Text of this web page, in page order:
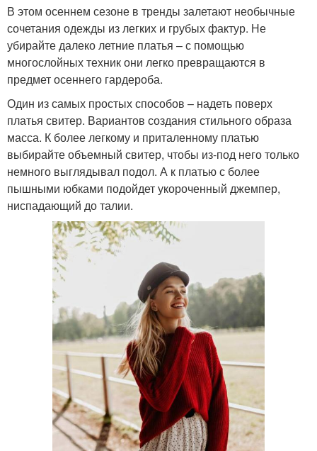
В этом осеннем сезоне в тренды залетают необычные
сочетания одежды из легких и грубых фактур. Не
убирайте далеко летние платья – с помощью
многослойных техник они легко превращаются в
предмет осеннего гардероба.
Один из самых простых способов – надеть поверх
платья свитер. Вариантов создания стильного образа
масса. К более легкому и приталенному платью
выбирайте объемный свитер, чтобы из-под него только
немного выглядывал подол. А к платью с более
пышными юбками подойдет укороченный джемпер,
ниспадающий до талии.